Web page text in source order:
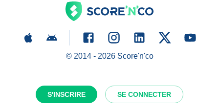
S'INSCRIRE SE CONNECTER
© 2014 - 2026Score'n'co